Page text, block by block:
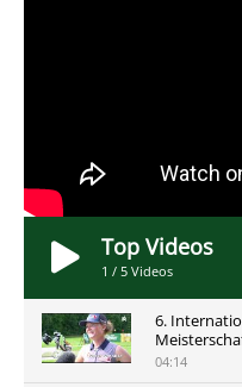
Top Videos
1 / 5 Videos
6.
04:14